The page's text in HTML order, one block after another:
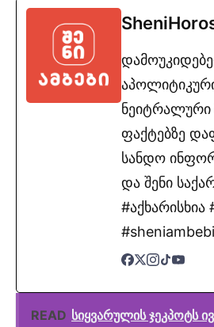
ფაქტებზე
სანდო
და შენი
#sheniambebi
READ სიყვარულის ჯეკპოტს